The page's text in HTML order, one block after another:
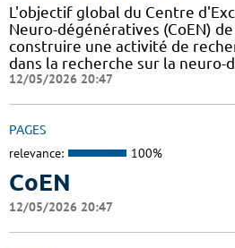
L'objectif global du Centre
Neuro-dégénératives (CoEN)
construire une activité de
dans la recherche sur la neuro-
12/05/2026 20:47
PAGES
relevance: 100%
CoEN
12/05/2026 20:47